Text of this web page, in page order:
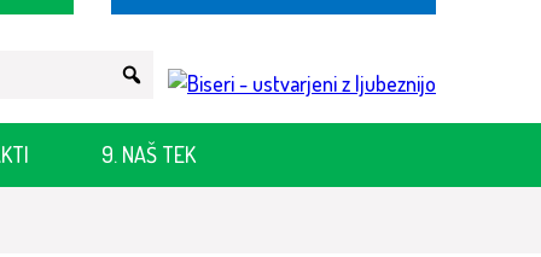
9. NAŠ TEK